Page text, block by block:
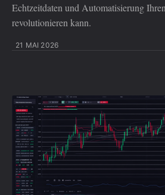
Echtzeitdaten und Automatisierung
revolutionieren kann.
21 MAI 2026